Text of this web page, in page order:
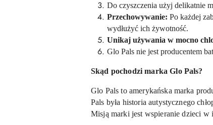
Do czyszczenia użyj delikatnie
Przechowywanie: Po każdej
wydłużyć ich żywotność.
Unikaj używania w mocno
Glo Pals nie jest producentem
Skąd pochodzi marka Glo Pals?
Glo Pals to amerykańska marka
Pals była historia autystycznego
Misją marki jest wspieranie dzieci w